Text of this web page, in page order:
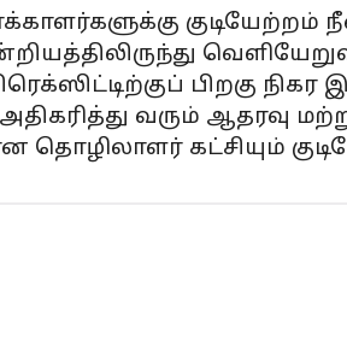
குடியேற்றம்
பிறகு
அதிகரித்து வரும் ஆதரவு
தொழிலாளர் கட்சியும்